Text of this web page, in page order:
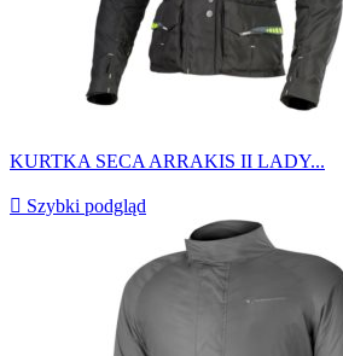
KURTKA SECA ARRAKIS II LADY...
 Szybki podgląd